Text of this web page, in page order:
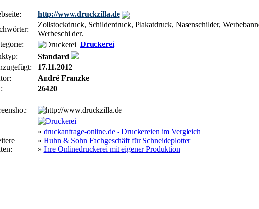
http://www.druckzilla.de
Zollstockdruck, Schilderdruck, Plakatdruck, Nasenschilder,
Werbeschilder.
Druckerei
Standard
17.11.2012
André Franzke
26420
» druckanfrage-online.de - Druckereien im Vergleich
» Huhn & Sohn Fachgeschäft für Schneideplotter
» Ihre Onlinedruckerei mit eigener Produktion